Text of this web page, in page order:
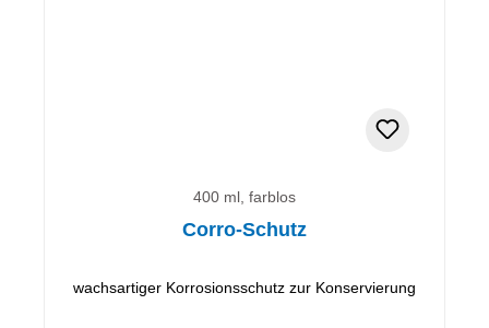
400 ml, farblos
Corro-Schutz
wachsartiger Korrosionsschutz zur Konservierung